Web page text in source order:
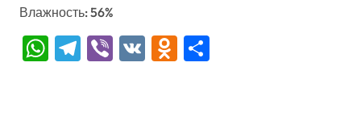
Влажность: 56%
WhatsApp
Telegram
Viber
VK Odnoklassniki